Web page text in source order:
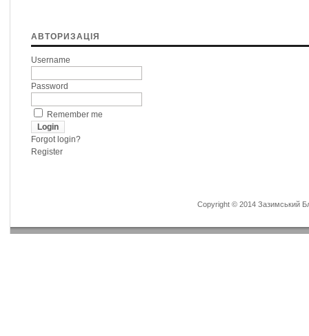
АВТОРИЗАЦІЯ
Username
Password
Remember me
Forgot login?
Register
Copyright © 2014 Зазимський